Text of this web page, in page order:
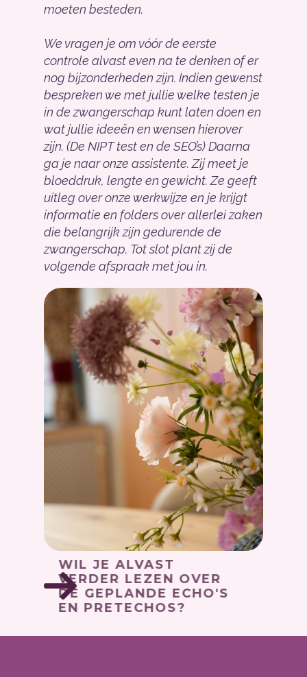
WIL JE ALVAST
VERDER LEZEN OVER
DE GEPLANDE ECHO'S
EN PRETECHOS?
moeten besteden.
We vragen je om vóór de eerste
controle alvast even na te denken of er
nog bijzonderheden zijn. Indien gewenst
bespreken we met jullie welke testen je
in de zwangerschap kunt laten doen en
wat jullie ideeën en wensen hierover
zijn. (De NIPT test en de SEO’s) Daarna
ga je naar onze assistente. Zij meet je
bloeddruk, lengte en gewicht. Ze geeft
uitleg over onze werkwijze en je krijgt
informatie en folders over allerlei zaken
die belangrijk zijn gedurende de
zwangerschap. Tot slot plant zij de
volgende afspraak met jou in.